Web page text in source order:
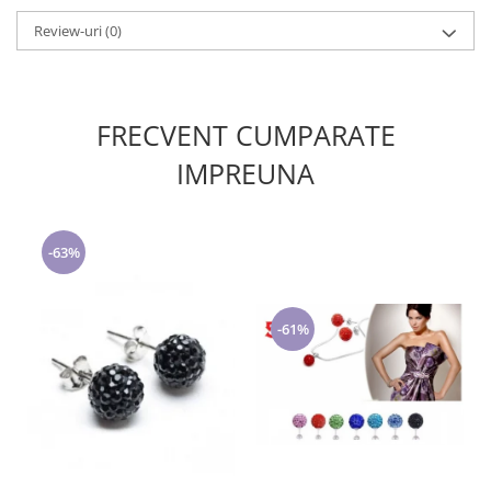
Review-uri(0)
FRECVENT CUMPARATE
IMPREUNA
-63%
-61%